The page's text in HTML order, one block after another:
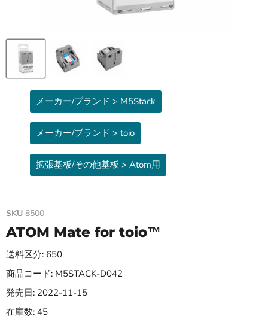
メーカー/ブランド > M5Stack
メーカー/ブランド > toio
拡張基板/その他基板 > Atom用
SKU 8500
ATOM Mate for toio™
送料区分: 650
商品コード: M5STACK-D042
発売日: 2022-11-15
在庫数: 45